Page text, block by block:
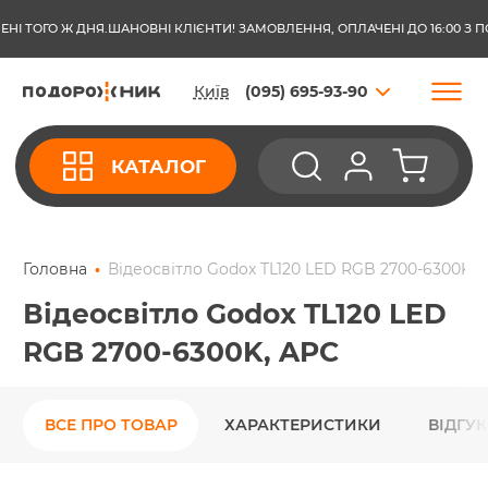
ШАНОВНІ КЛІЄНТИ! ЗАМОВЛЕННЯ, ОПЛАЧЕНІ ДО 16:00 З
ТОГО Ж ДНЯ.
Київ (095) 695-93-90
КАТАЛОГ
Головна Відеосвітло Godox TL120 LED RGB 2700-6300K,
Відеосвітло Godox TL120 LED
RGB 2700-6300K, APC
ВСЕ ПРО ТОВАР ХАРАКТЕРИСТИКИ